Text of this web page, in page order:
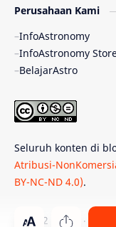
Gelombang Gravitasi
Kerdil Putih
Olimpiade Sains
Bumi Super
Katai Cokelat
Observatorium
Perusahaan Kami
InfoAstronomy
InfoAstronomy
BelajarAstro
Seluruh konten di
Atribusi-
BY-NC-ND 4.0).
© 2012 - 2026 ‧ PT